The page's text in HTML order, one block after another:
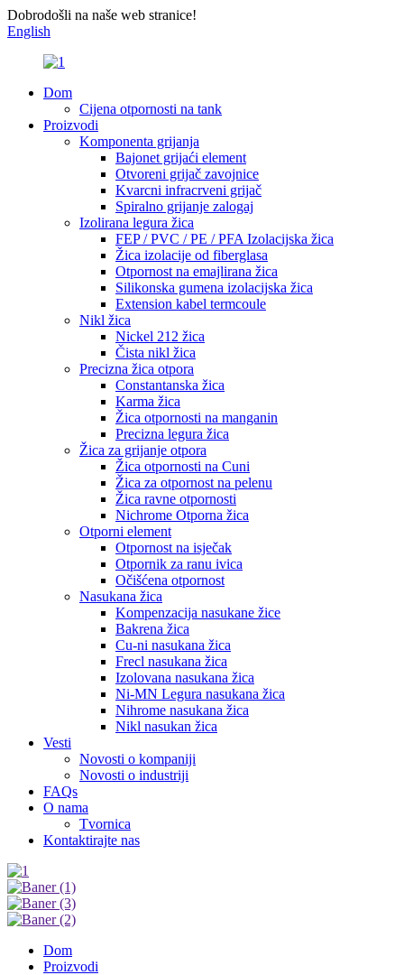
Dobrodošli na naše web stranice!
English
Dom
Cijena otpornosti na tank
Proizvodi
Komponenta grijanja
Bajonet grijaći element
Otvoreni grijač zavojnice
Kvarcni infracrveni grijač
Spiralno grijanje zalogaj
Izolirana legura žica
FEP / PVC / PE / PFA Izolacijska žica
Žica izolacije od fiberglasa
Otpornost na emajlirana žica
Silikonska gumena izolacijska žica
Extension kabel termcoule
Nikl žica
Nickel 212 žica
Čista nikl žica
Precizna žica otpora
Constantanska žica
Karma žica
Žica otpornosti na manganin
Precizna legura žica
Žica za grijanje otpora
Žica otpornosti na Cuni
Žica za otpornost na pelenu
Žica ravne otpornosti
Nichrome Otporna žica
Otporni element
Otpornost na isječak
Otpornik za ranu ivica
Očišćena otpornost
Nasukana žica
Kompenzacija nasukane žice
Bakrena žica
Cu-ni nasukana žica
Frecl nasukana žica
Izolovana nasukana žica
Ni-MN Legura nasukana žica
Nihrome nasukana žica
Nikl nasukan žica
Vesti
Novosti o kompaniji
Novosti o industriji
FAQs
O nama
Tvornica
Kontaktirajte nas
Dom
Proizvodi